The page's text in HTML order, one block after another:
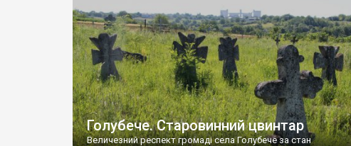
Голубече. Старовинний цвинтар
Величезний респект громаді села Голубече за стан